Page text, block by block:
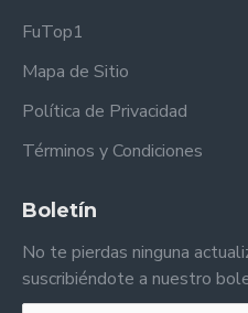
FuTop1
Mapa de Sitio
Política de Privacidad
Términos y Condiciones
Boletín
No te pierdas ninguna
suscribiéndote a nuestro